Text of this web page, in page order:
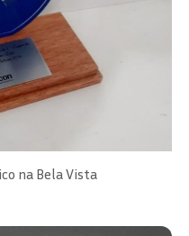
na Bela Vista